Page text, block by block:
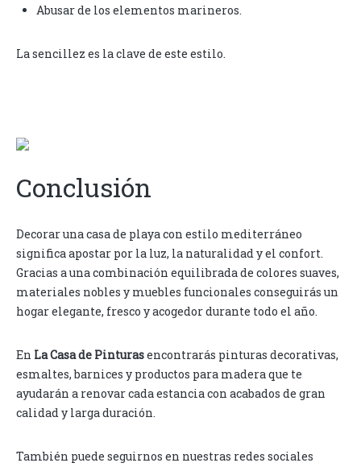
Abusar de los elementos marineros.
La sencillez es la clave de este estilo.
Conclusión
Decorar una casa de playa con estilo mediterráneo
significa apostar por la luz, la naturalidad y el confort.
Gracias a una combinación equilibrada de colores suaves,
materiales nobles y muebles funcionales conseguirás un
hogar elegante, fresco y acogedor durante todo el año.
En La Casa de Pinturasencontrarás pinturas decorativas,
esmaltes, barnices y productos para madera que te
ayudarán a renovar cada estancia con acabados de gran
calidad y larga duración.
También puede seguirnos en nuestras redes sociales